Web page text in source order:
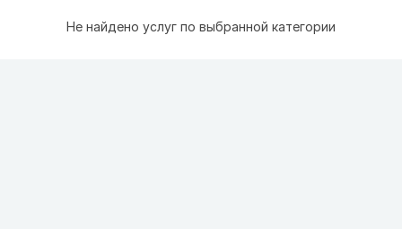
Не найдено услуг по выбранной категории